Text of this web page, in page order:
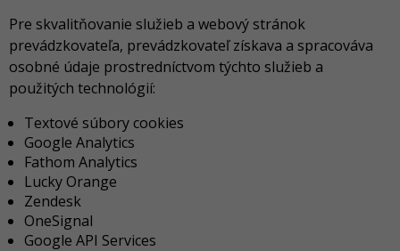
Pre skvalitňovanie služieb a webový stránok
prevádzkovateľa, prevádzkovateľ získava a spracováva
osobné údaje prostredníctvom týchto služieb a
použitých technológií:
Textové súbory cookies
Google Analytics
Fathom Analytics
Lucky Orange
Zendesk
OneSignal
Google API Services